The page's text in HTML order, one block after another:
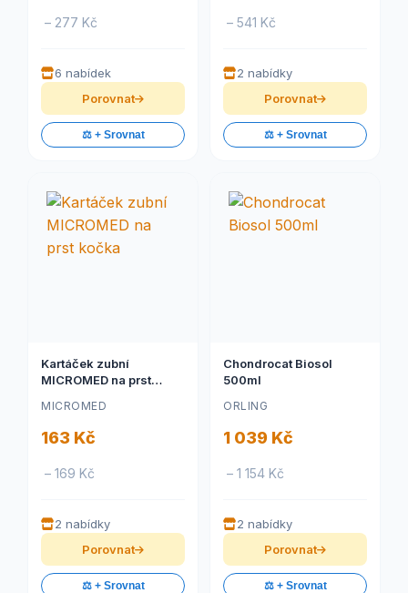
– 277 Kč
6 nabídek
Porovnat
⚖️ + Srovnat
– 541 Kč
2 nabídky
Porovnat
⚖️ + Srovnat
Kartáček zubní
MICROMED na prst
MICROMED
163 Kč
– 169 Kč
2 nabídky
Porovnat
⚖️ + Srovnat
Chondrocat Biosol
500ml
ORLING
1 039 Kč
– 1 154 Kč
2 nabídky
Porovnat
⚖️ + Srovnat